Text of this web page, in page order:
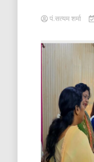
पं.सत्यम शर्मा